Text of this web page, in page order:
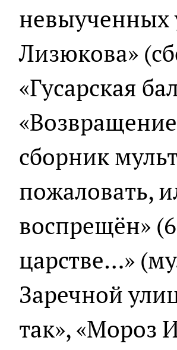
невыученных
Лизюкова»
«Гусарская
сборник
пожаловать,
воспрещён»
царстве…»
Заречной
так», «Мороз